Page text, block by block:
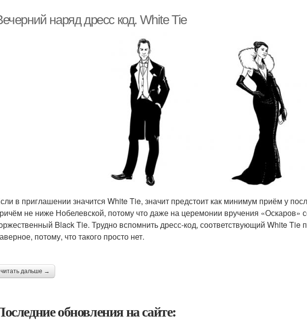
наряд дресс код. White Tie
в приглашении значится White Tie, значит предстоит как минимум приём у
не ниже Нобелевской, потому что даже на церемонии вручения «Оскаров»
Black Tie. Трудно вспомнить дресс-код, соответствующий White Tie
потому, что такого просто нет.
читать дальше →
обновления на сайте: